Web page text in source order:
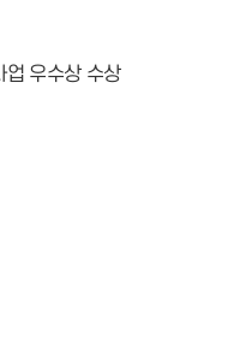
업 우수상 수상